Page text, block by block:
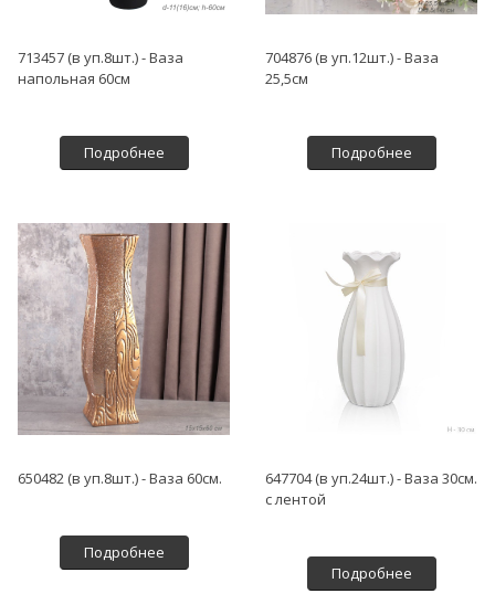
713457 (в уп.8шт.) - Ваза
напольная 60см
Подробнее
704876 (в уп.12шт.) - Ваза
25,5см
Подробнее
650482 (в уп.8шт.) - Ваза 60см.
Подробнее
647704 (в уп.24шт.) - Ваза 30см.
с лентой
Подробнее